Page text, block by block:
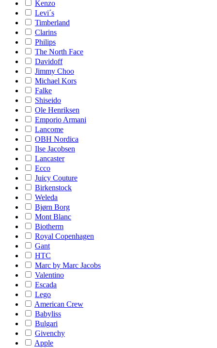
Kenzo
Levi´s
Timberland
Clarins
Philips
The North Face
Davidoff
Jimmy Choo
Michael Kors
Falke
Shiseido
Ole Henriksen
Emporio Armani
Lancome
OBH Nordica
Ilse Jacobsen
Lancaster
Ecco
Juicy Couture
Birkenstock
Weleda
Bjørn Borg
Mont Blanc
Biotherm
Royal Copenhagen
Gant
HTC
Marc by Marc Jacobs
Valentino
Escada
Lego
American Crew
Babyliss
Bulgari
Givenchy
Apple